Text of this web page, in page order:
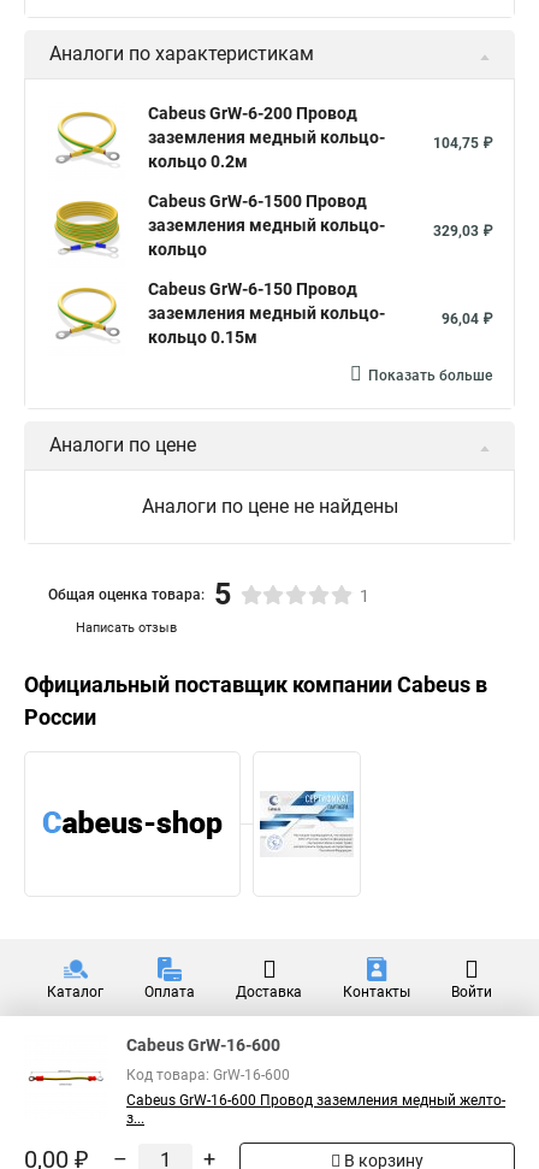
Аналоги по характеристикам
Cabeus GrW-6-200 Провод
заземления медный кольцо-
кольцо 0.2м
104,75 ₽
Cabeus GrW-6-1500 Провод
заземления медный кольцо-
кольцо
329,03 ₽
Cabeus GrW-6-150 Провод
заземления медный кольцо-
кольцо 0.15м
96,04 ₽
Показать больше
Аналоги по цене
Аналоги по цене не найдены
Написать отзыв
Общая оценка товара: 5 1
Официальный поставщик компанииCabeus в
России
Каталог Оплата Доставка Контакты Войти
Cabeus GrW-16-600
Код товара: GrW-16-600
Cabeus GrW-16-600 Провод заземления медный желто-
з...
0,00 ₽ – + В корзину